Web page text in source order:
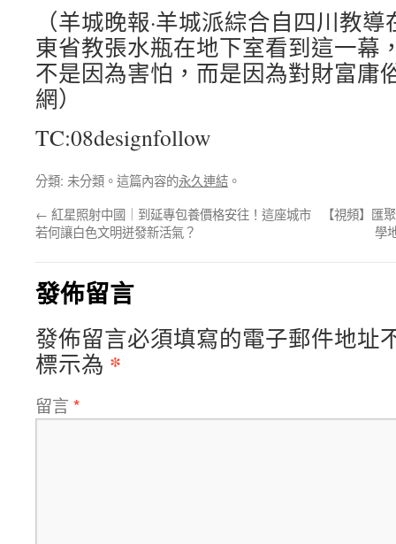
（羊城晚報·羊城派綜合自四川教
東省教張水瓶在地下室看到這一幕
不是因為害怕，而是因為對財富庸
網）
TC:08designfollow
分類: 未分類。這篇內容的永久連結 。
← 紅星照射中國｜到延專包養價格安往！這座城市
若何讓白色文明迸發新活氣？
【視頻】匯
學
發佈留言
發佈留言必須填寫的電子郵件地址
標示為 *
留言 *